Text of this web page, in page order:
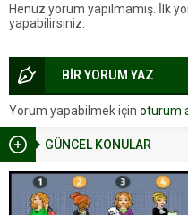
GÜNCEL KONULAR
Henüz yorum yapılmamış. İlk
yapabilirsiniz.
BİR YORUM YAZ
Yorum yapabilmek için oturum